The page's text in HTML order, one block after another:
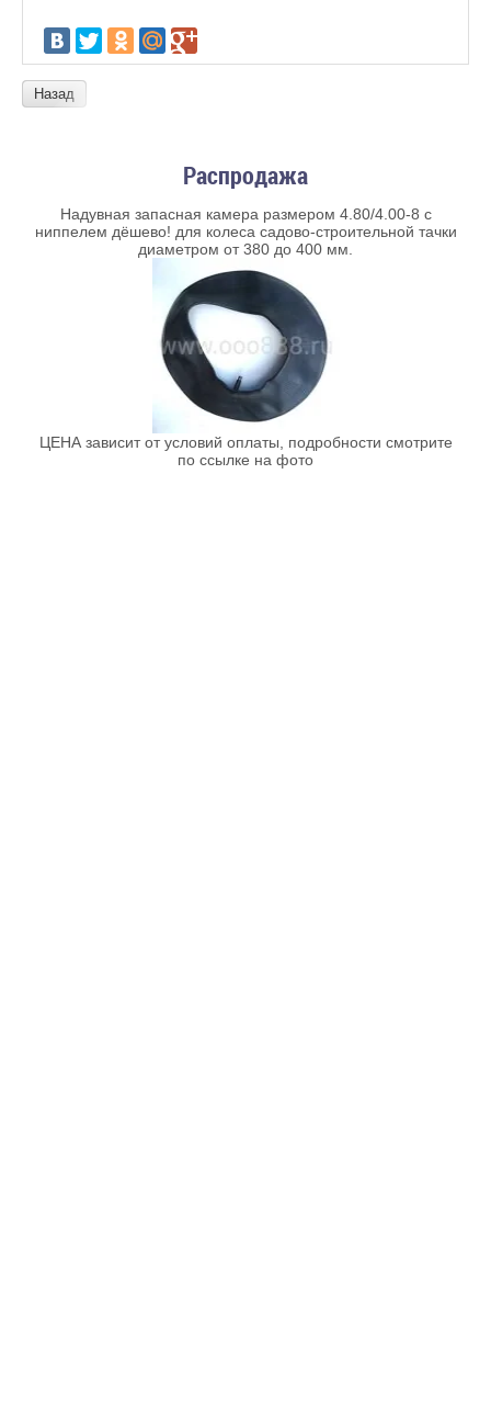
Назад
Распродажа
Надувная запасная камера размером 4.80/4.00-8 с
ниппелем дёшево! для колеса садово-строительной тачки
диаметром от 380 до 400 мм.
ЦЕНА зависит от условий оплаты, подробности смотрите
по ссылке на фото